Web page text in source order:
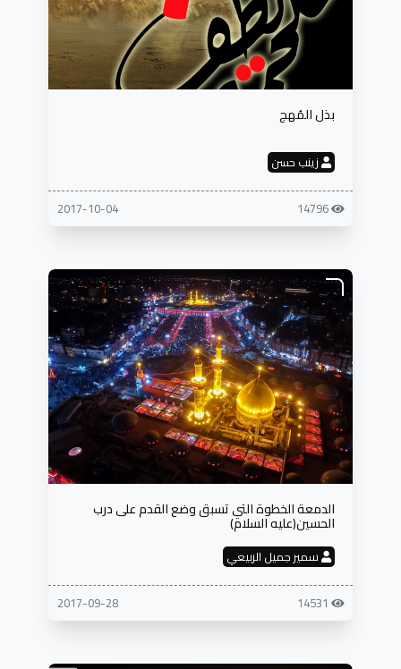
بذل المُهج
زينب حسن
الدمعة الخطوة التي تسبق وضع القدم على درب
الحسين(عليه السلام)
سمير جميل الربيعي